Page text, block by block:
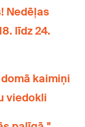
Nedēļas
līdz 24.
kaimiņi
viedokli